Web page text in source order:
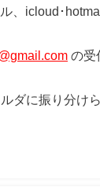
、icloud･
の受
ダに振り分け